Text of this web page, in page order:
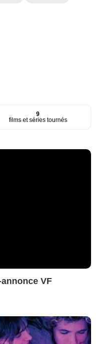
9
films et séries tournés
VF